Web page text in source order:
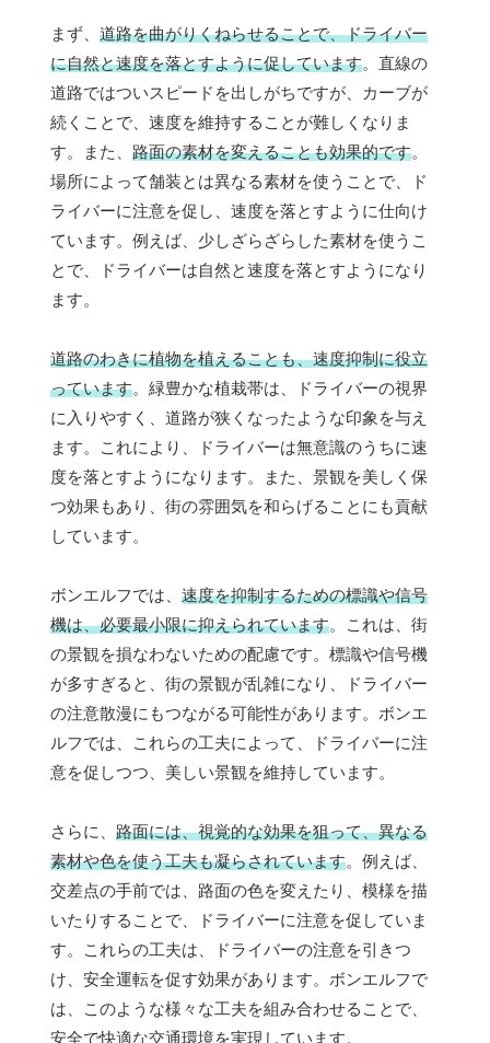
まず、 道路を曲がりくねらせることで、ドライバー
に自然と速度を落とすように促しています。直線の
道路ではついスピードを出しがちですが、カーブが
続くことで、速度を維持することが難しくなりま
す。また、 路面の素材を変えることも効果的です。
場所によって舗装とは異なる素材を使うことで、ド
ライバーに注意を促し、速度を落とすように仕向け
ています。例えば、少しざらざらした素材を使うこ
とで、ドライバーは自然と速度を落とすようになり
ます。
道路のわきに植物を植えることも、速度抑制に役立
っています。緑豊かな植栽帯は、ドライバーの視界
に入りやすく、道路が狭くなったような印象を与え
ます。これにより、ドライバーは無意識のうちに速
度を落とすようになります。また、景観を美しく保
つ効果もあり、街の雰囲気を和らげることにも貢献
しています。
ボンエルフでは、 速度を抑制するための標識や信号
機は、必要最小限に抑えられています。これは、街
の景観を損なわないための配慮です。標識や信号機
が多すぎると、街の景観が乱雑になり、ドライバー
の注意散漫にもつながる可能性があります。ボンエ
ルフでは、これらの工夫によって、ドライバーに注
意を促しつつ、美しい景観を維持しています。
さらに、 路面には、視覚的な効果を狙って、異なる
素材や色を使う工夫も凝らされています。例えば、
交差点の手前では、路面の色を変えたり、模様を描
いたりすることで、ドライバーに注意を促していま
す。これらの工夫は、ドライバーの注意を引きつ
け、安全運転を促す効果があります。ボンエルフで
は、このような様々な工夫を組み合わせることで、
安全で快適な交通環境を実現しています。